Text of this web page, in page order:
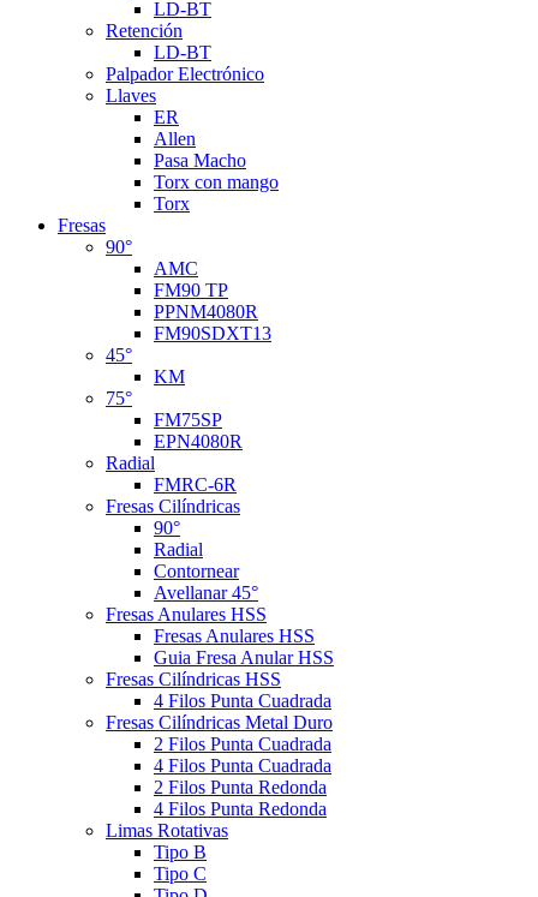
LD-BT
Retención
LD-BT
Palpador Electrónico
Llaves
ER
Allen
Pasa Macho
Torx con mango
Torx
Fresas
90°
AMC
FM90 TP
PPNM4080R
FM90SDXT13
45°
KM
75°
FM75SP
EPN4080R
Radial
FMRC-6R
Fresas Cilíndricas
90°
Radial
Contornear
Avellanar 45°
Fresas Anulares HSS
Fresas Anulares HSS
Guia Fresa Anular HSS
Fresas Cilíndricas HSS
4 Filos Punta Cuadrada
Fresas Cilíndricas Metal Duro
2 Filos Punta Cuadrada
4 Filos Punta Cuadrada
2 Filos Punta Redonda
4 Filos Punta Redonda
Limas Rotativas
Tipo B
Tipo C